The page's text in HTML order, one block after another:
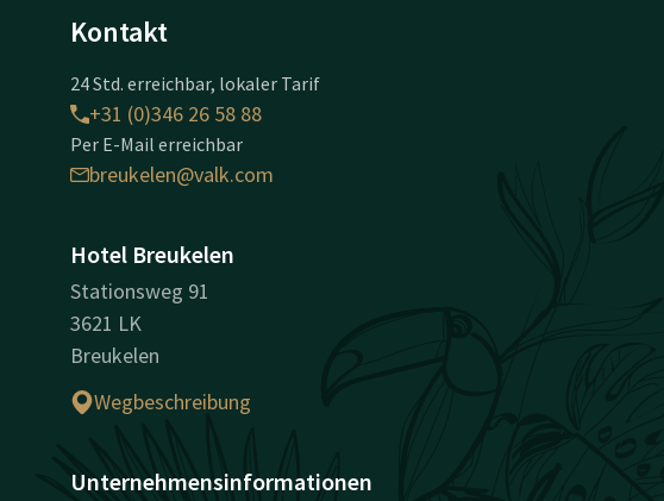
Kontakt
24 Std. erreichbar, lokaler Tarif
+31 (0)346 26 58 88
Per E-Mail erreichbar
breukelen@valk.com
Hotel Breukelen
Stationsweg 91
3621 LK
Breukelen
Wegbeschreibung
Unternehmensinformationen